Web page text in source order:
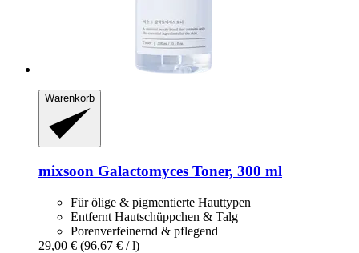
Warenkorb
mixsoon Galactomyces Toner, 300 ml
Für ölige & pigmentierte Hauttypen
Entfernt Hautschüppchen & Talg
Porenverfeinernd & pflegend
29,00 € (96,67 € / l)